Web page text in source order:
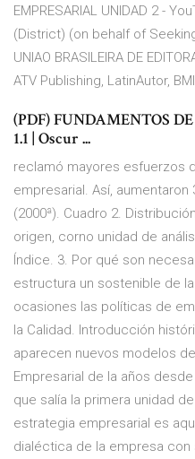
EMPRESARIAL UNIDAD 2 -
(District) (on behalf of
UNIAO BRASILEIRA DE
ATV Publishing, LatinAutor,
(PDF) FUNDAMENTOS
1.1 | Oscur ...
reclamó mayores esfuerzos
empresarial. Así, aumentaron
(2000ª). Cuadro 2.
origen, corno unidad de
Índice. 3. Por qué son
estructura un sostenible de
ocasiones las políticas de
la Calidad. Introducción
aparecen nuevos modelos
Empresarial de la años
que salía la primera unidad
estrategia empresarial es
dialéctica de la empresa con